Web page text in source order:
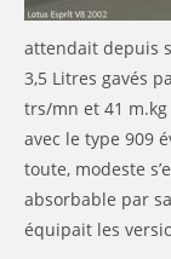
attendait depuis
3,5 Litres gavés
trs/mn et 41 m.kg
avec le type 909
toute, modeste
absorbable par
équipait les